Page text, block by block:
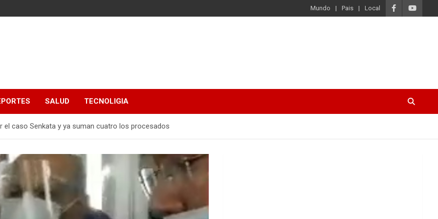
Mundo Pais Local
SALUD TECNOLIGIA
el caso Senkata y ya suman cuatro los procesados